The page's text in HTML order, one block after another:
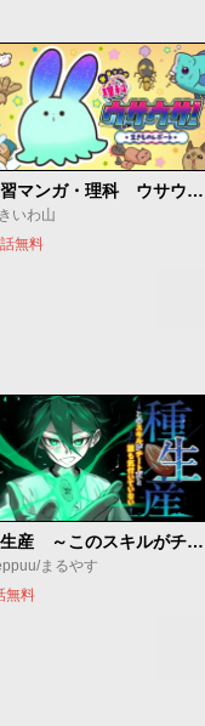
学習マンガ・理科 ウサウサ！
いわ山
無料
種生産 ～このスキルがチートだとまだ誰も気付いていない～
まるやす
無料